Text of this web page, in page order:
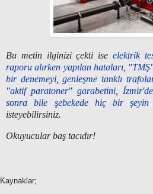
Bu metin ilginizi çekti ise elektrik
raporu alırken yapılan hataları,
bir denemeyi,genleşme tanklı
"aktif paratoner" garabetini
sonra bile şebekede hiç bir şeyin
isteyebilirsiniz.
Okuyucular baş tacıdır!
Kaynaklar;